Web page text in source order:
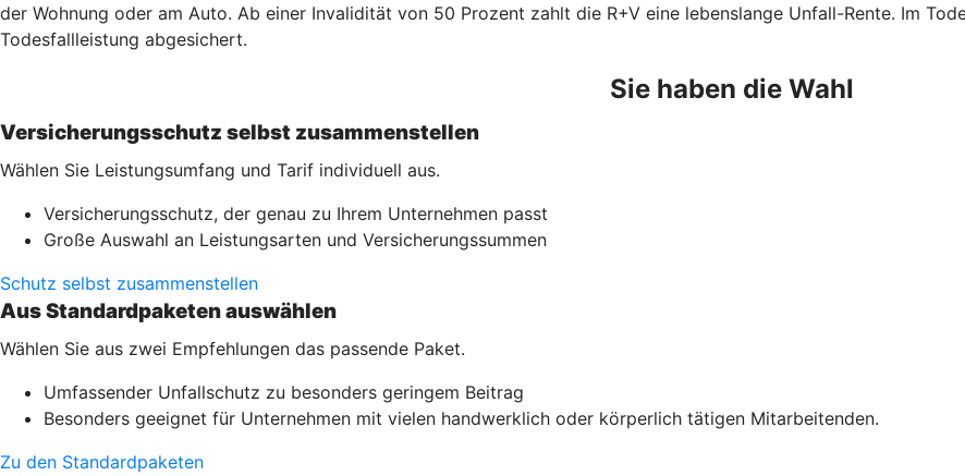
der Wohnung oder am Auto. Ab einer Invalidität von 50 Prozent zahlt die R+V eine lebenslange Unfall-Rente. Im
Todesfallleistung abgesichert.
Sie haben die Wahl
Versicherungsschutz selbst zusammenstellen
Wählen Sie Leistungsumfang und Tarif individuell aus.
Versicherungsschutz, der genau zu Ihrem Unternehmen passt
Große Auswahl an Leistungsarten und Versicherungssummen
Schutz selbst zusammenstellen
Aus Standardpaketen auswählen
Wählen Sie aus zwei Empfehlungen das passende Paket.
Umfassender Unfallschutz zu besonders geringem Beitrag
Besonders geeignet für Unternehmen mit vielen handwerklich oder körperlich tätigen Mitarbeitenden.
Zu den Standardpaketen